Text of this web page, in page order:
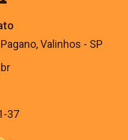
Valinhos - SP
37